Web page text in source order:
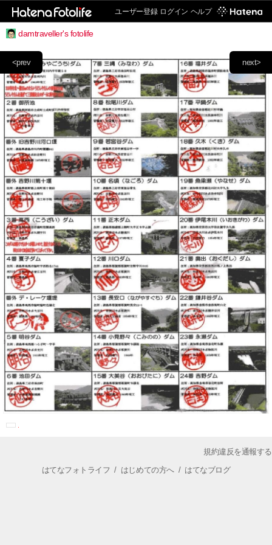
ユーザー登録 ログイン ヘルプ
damtraveller's fotolife
next>
<prev
規約違反を通報する
はてなフォトライフ / はじめての方へ/ はてなブログ